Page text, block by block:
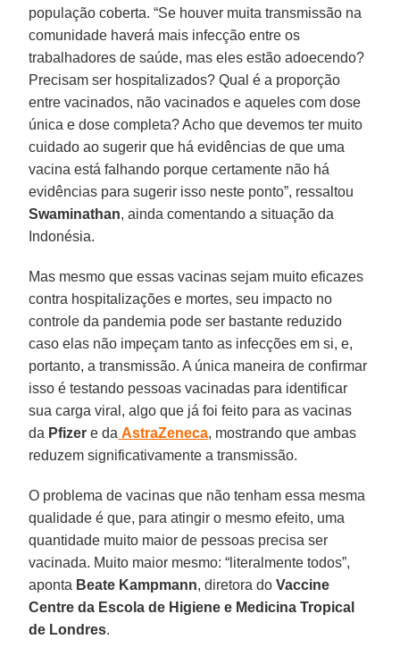
população coberta. “Se houver muita transmissão na
comunidade haverá mais infecção entre os
trabalhadores de saúde, mas eles estão adoecendo?
Precisam ser hospitalizados? Qual é a proporção
entre vacinados, não vacinados e aqueles com dose
única e dose completa? Acho que devemos ter muito
cuidado ao sugerir que há evidências de que uma
vacina está falhando porque certamente não há
evidências para sugerir isso neste ponto”, ressaltou
Swaminathan, ainda comentando a situação da
Indonésia.
Mas mesmo que essas vacinas sejam muito eficazes
contra hospitalizações e mortes, seu impacto no
controle da pandemia pode ser bastante reduzido
caso elas não impeçam tanto as infecções em si, e,
portanto, a transmissão. A única maneira de confirmar
isso é testando pessoas vacinadas para identificar
sua carga viral, algo que já foi feito para as vacinas
da Pfizer e da AstraZeneca, mostrando que ambas
reduzem significativamente a transmissão.
O problema de vacinas que não tenham essa mesma
qualidade é que, para atingir o mesmo efeito, uma
quantidade muito maior de pessoas precisa ser
vacinada. Muito maior mesmo: “literalmente todos”,
aponta Beate Kampmann, diretora doVaccine
Centre da Escola de Higiene e Medicina Tropical
de Londres.